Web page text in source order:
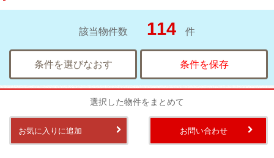
該当物件数 114 件
条件を選びなおす 条件を保存
選択した物件をまとめて
お気に入りに追加 お問い合わせ